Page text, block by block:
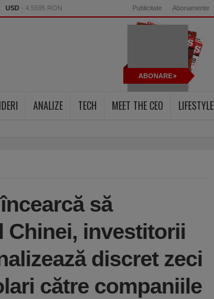
USD - 4.5595 RON Publicitate Abonamente
ABONARE
ANALIZE TECH MEET THE CEO LIFESTYLE
să
Chinei, investitorii
discret zeci
către companiile